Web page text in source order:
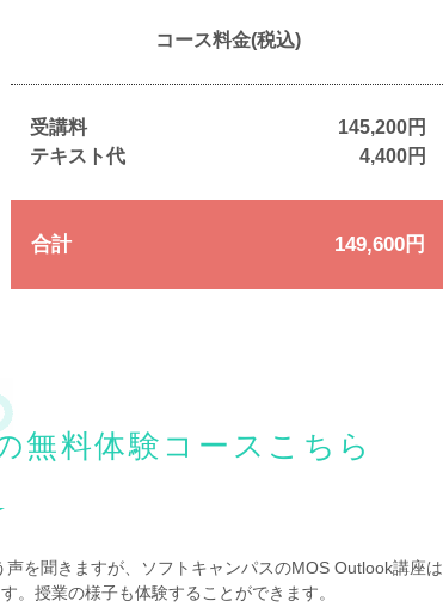
コース料金(税込)
受講料
テキスト代
145,200円
4,400円
合計 149,600円
無料体験コースこちら
を聞きますが、ソフトキャンパスのMOS Outlook講座は
。授業の様子も体験することができます。